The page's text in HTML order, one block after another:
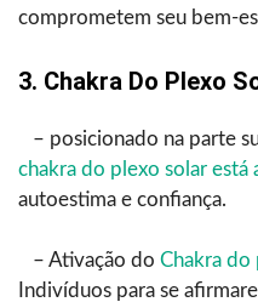
comprometem seu bem-
3. Chakra Do Plexo
– posicionado na parte
chakra do plexo solar está
autoestima e confiança.
– Ativação do Chakra do
Indivíduos para se